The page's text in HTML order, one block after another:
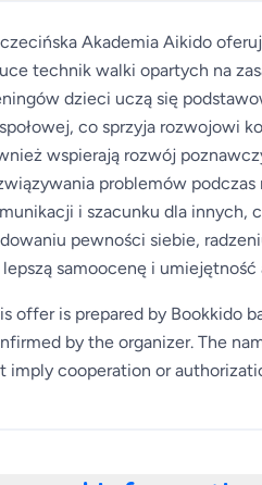
Akademia Aikido
technik walki opartych na
dzieci uczą się
co sprzyja rozwojowi
wspierają rozwój
problemów
i szacunku dla innych,
pewności siebie,
lepszą samoocenę i
offer is prepared by Bookkido
by the organizer. The
imply cooperation or